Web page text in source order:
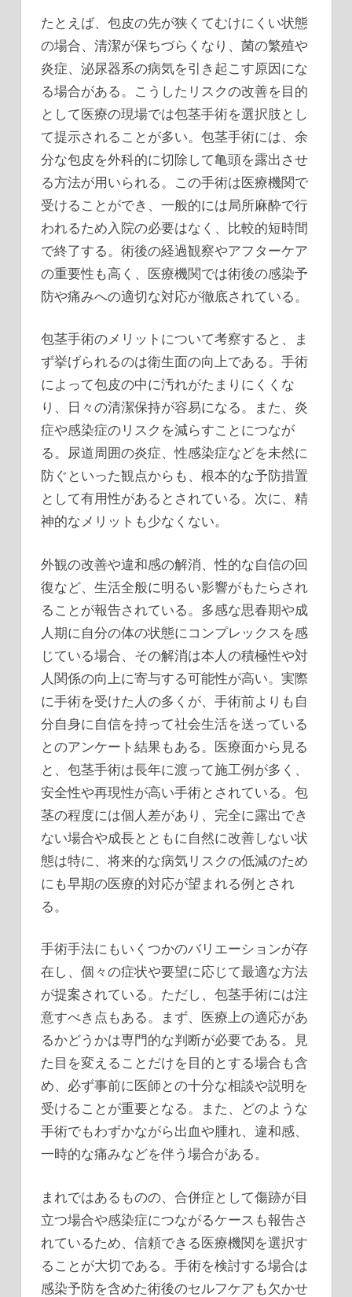
たとえば、包皮の先が狭くてむけにくい状態
の場合、清潔が保ちづらくなり、菌の繁殖や
炎症、泌尿器系の病気を引き起こす原因にな
る場合がある。こうしたリスクの改善を目的
として医療の現場では包茎手術を選択肢とし
て提示されることが多い。包茎手術には、余
分な包皮を外科的に切除して亀頭を露出させ
る方法が用いられる。この手術は医療機関で
受けることができ、一般的には局所麻酔で行
われるため入院の必要はなく、比較的短時間
で終了する。術後の経過観察やアフターケア
の重要性も高く、医療機関では術後の感染予
防や痛みへの適切な対応が徹底されている。
包茎手術のメリットについて考察すると、ま
ず挙げられるのは衛生面の向上である。手術
によって包皮の中に汚れがたまりにくくな
り、日々の清潔保持が容易になる。また、炎
症や感染症のリスクを減らすことにつなが
る。尿道周囲の炎症、性感染症などを未然に
防ぐといった観点からも、根本的な予防措置
として有用性があるとされている。次に、精
神的なメリットも少なくない。
外観の改善や違和感の解消、性的な自信の回
復など、生活全般に明るい影響がもたらされ
ることが報告されている。多感な思春期や成
人期に自分の体の状態にコンプレックスを感
じている場合、その解消は本人の積極性や対
人関係の向上に寄与する可能性が高い。実際
に手術を受けた人の多くが、手術前よりも自
分自身に自信を持って社会生活を送っている
とのアンケート結果もある。医療面から見る
と、包茎手術は長年に渡って施工例が多く、
安全性や再現性が高い手術とされている。包
茎の程度には個人差があり、完全に露出でき
ない場合や成長とともに自然に改善しない状
態は特に、将来的な病気リスクの低減のため
にも早期の医療的対応が望まれる例とされ
る。
手術手法にもいくつかのバリエーションが存
在し、個々の症状や要望に応じて最適な方法
が提案されている。ただし、包茎手術には注
意すべき点もある。まず、医療上の適応があ
るかどうかは専門的な判断が必要である。見
た目を変えることだけを目的とする場合も含
め、必ず事前に医師との十分な相談や説明を
受けることが重要となる。また、どのような
手術でもわずかながら出血や腫れ、違和感、
一時的な痛みなどを伴う場合がある。
まれではあるものの、合併症として傷跡が目
立つ場合や感染症につながるケースも報告さ
れているため、信頼できる医療機関を選択す
ることが大切である。手術を検討する場合は
感染予防を含めた術後のセルフケアも欠かせ